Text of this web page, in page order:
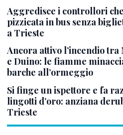
Aggredisce i controllori che
pizzicata in bus senza
a Trieste
Ancora attivo l’incendio
e Duino: le fiamme
barche all’ormeggio
Si finge un ispettore e fa
lingotti d’oro: anziana
Trieste